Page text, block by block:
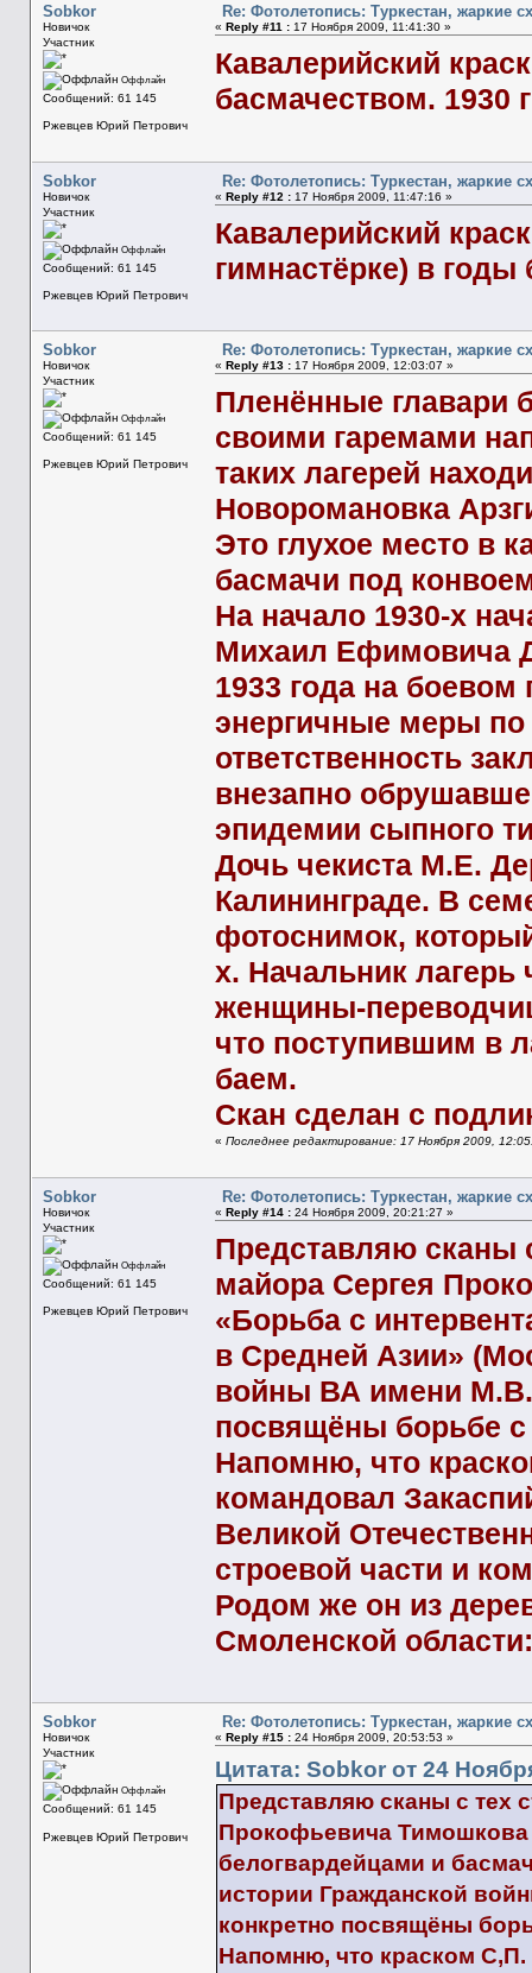
Sobkor
Новичок
Участник
Оффлайн
Сообщений: 61 145
Ржевцев Юрий Петрович
Re: Фотолетопись: Туркестан, жаркие
« Reply #11 :17 Ноября 2009, 11:41:30 »
Кавалерийский
басмачеством. 1930
Sobkor
Новичок
Участник
Оффлайн
Сообщений: 61 145
Ржевцев Юрий Петрович
Re: Фотолетопись: Туркестан, жаркие
« Reply #12 :17 Ноября 2009, 11:47:16 »
Кавалерийский
гимнастёрке) в
Sobkor
Новичок
Участник
Оффлайн
Сообщений: 61 145
Ржевцев Юрий Петрович
Re: Фотолетопись: Туркестан, жаркие
« Reply #13 :17 Ноября 2009, 12:03:07 »
Пленённые главари
своими гаремами
таких лагерей
Новоромановка
Это глухое место в
басмачи под
На начало 1930-х
Михаил Ефимовича
1933 года на
энергичные меры
ответственность
внезапно
эпидемии сыпного
Дочь чекиста М.Е.
Калининграде. В
фотоснимок,
х. Начальник
женщины-
что поступившим в
баем.
Скан сделан с
« Последнее редактирование: 17 Ноября 2009,
Sobkor
Новичок
Участник
Оффлайн
Сообщений: 61 145
Ржевцев Юрий Петрович
Re: Фотолетопись: Туркестан, жаркие
« Reply #14 :24 Ноября 2009, 20:21:27 »
Представляю сканы
майора Сергея
«Борьба с
в Средней Азии»
войны ВА имени М.В.
посвящёны борьбе
Напомню, что
командовал
Великой
строевой части и
Родом же он из
Смоленской
Sobkor
Новичок
Участник
Оффлайн
Сообщений: 61 145
Ржевцев Юрий Петрович
Re: Фотолетопись: Туркестан, жаркие
« Reply #15 :24 Ноября 2009, 20:53:53 »
Цитата: Sobkor от 24
Представляю сканы с тех
Прокофьевича Тимошкова
белогвардейцами и
истории Гражданской
конкретно посвящёны
Напомню, что краском